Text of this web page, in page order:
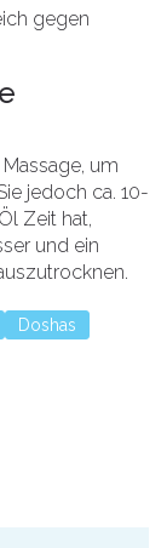
gegen
um
jedoch ca. 10-
Zeit hat,
und ein
Doshas